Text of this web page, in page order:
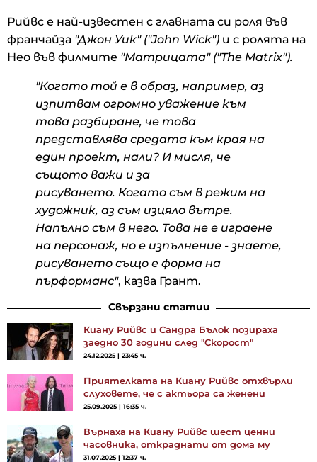
Рийвс е най-известен с главната си роля във
франчайза "Джон Уик" ("John Wick") и с ролята на
Нео във филмите "Матрицата" ("The Matrix").
"Когато той е в образ, например, аз
изпитвам огромно уважение към
това разбиране, че това
представлява средата към края на
един проект, нали? И мисля, че
същото важи и за
рисуването. Когато съм в режим на
художник, аз съм изцяло вътре.
Напълно съм в него. Това не е играене
на персонаж, но е изпълнение - знаете,
рисуването също е форма на
пърформанс", казва Грант.
Свързани статии
Киану Рийвс и Сандра Бълок позираха
заедно 30 години след "Скорост"
24.12.2025 | 23:45 ч.
Приятелката на Киану Рийвс отхвърли
слуховете, че с актьора са женени
25.09.2025 | 16:35 ч.
Върнаха на Киану Рийвс шест ценни
часовника, откраднати от дома му
31.07.2025 | 12:37 ч.